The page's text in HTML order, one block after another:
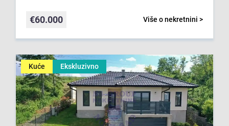
Više o nekretnini >
€60.000
Kuće Ekskluzivno